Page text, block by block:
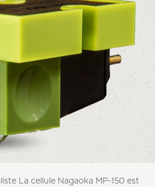
La cellule Nagaoka MP-150 est